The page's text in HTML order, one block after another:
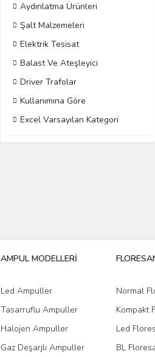
Aydınlatma Ürünleri
Şalt Malzemeleri
Elektrik Tesisat
Balast Ve Ateşleyici
Driver Trafolar
Kullanımına Göre
Excel Varsayılan Kategori
AMPUL MODELLERİ
Led Ampuller
Tasarruflu Ampuller
Halojen Ampuller
Gaz Deşarjlı Ampuller
Normal
Kompakt
Led
BL